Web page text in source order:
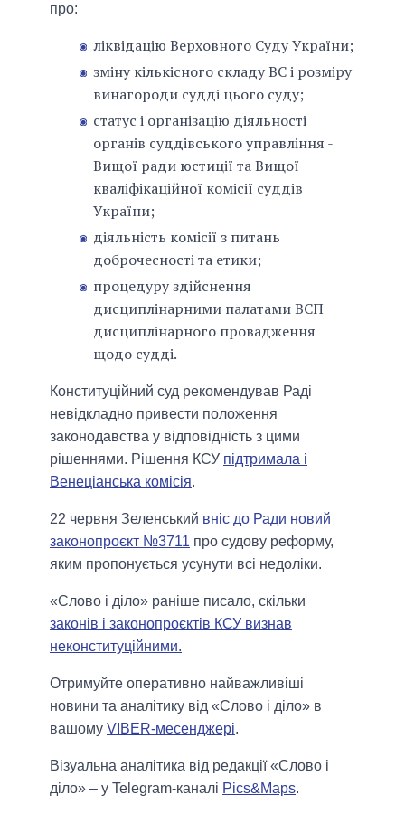
про:
ліквідацію Верховного Суду України;
зміну кількісного складу ВС і розміру
винагороди судді цього суду;
статус і організацію діяльності
органів суддівського управління -
Вищої ради юстиції та Вищої
кваліфікаційної комісії суддів
України;
діяльність комісії з питань
доброчесності та етики;
процедуру здійснення
дисциплінарними палатами ВСП
дисциплінарного провадження
щодо судді.
Конституційний суд рекомендував Раді
невідкладно привести положення
законодавства у відповідність з цими
рішеннями. Рішення КСУ підтримала і
Венеціанська комісія.
22 червня Зеленський вніс до Ради новий
законопроєкт №3711 про судову реформу,
яким пропонується усунути всі недоліки.
«Слово і діло» раніше писало, скільки
законів і законопроєктів КСУ визнав
неконституційними.
Отримуйте оперативно найважливіші
новини та аналітику від «Слово і діло» в
вашому VIBER-месенджері.
Візуальна аналітика від редакції «Слово і
діло» – у Telegram-каналі Pics&Maps.